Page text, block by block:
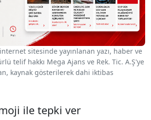
sitesinde yayınlanan yazı, haber ve
telif hakkı Mega Ajans ve Rek. Tic. A.Ş'ye
kaynak gösterilerek dahi iktibas
ile tepki ver